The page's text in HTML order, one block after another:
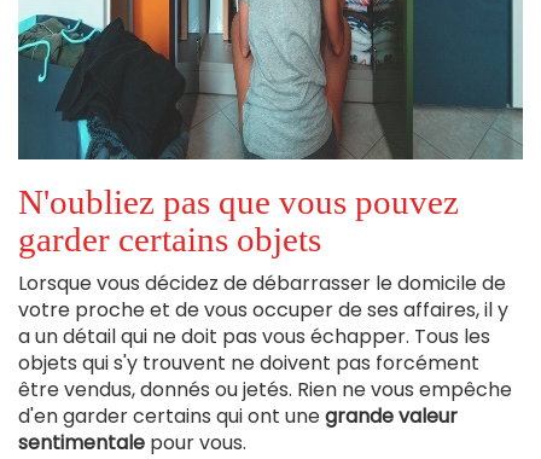
N'oubliez pas que vous pouvez
garder certains objets
Lorsque vous décidez de débarrasser le domicile de
votre proche et de vous occuper de ses affaires, il y
a un détail qui ne doit pas vous échapper. Tous les
objets qui s'y trouvent ne doivent pas forcément
être vendus, donnés ou jetés. Rien ne vous empêche
d'en garder certains qui ont unegrande valeur
sentimentale pour vous.